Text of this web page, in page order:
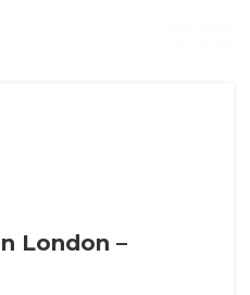
London –